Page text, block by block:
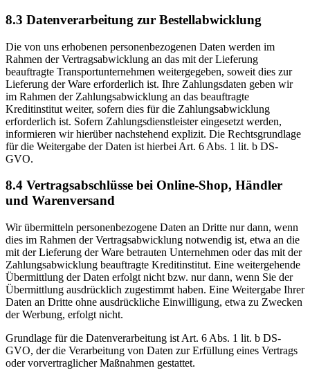
8.3 Datenverarbeitung zur Bestellabwicklung
Die von uns erhobenen personenbezogenen Daten werden im
Rahmen der Vertragsabwicklung an das mit der Lieferung
beauftragte Transportunternehmen weitergegeben, soweit dies zur
Lieferung der Ware erforderlich ist. Ihre Zahlungsdaten geben wir
im Rahmen der Zahlungsabwicklung an das beauftragte
Kreditinstitut weiter, sofern dies für die Zahlungsabwicklung
erforderlich ist. Sofern Zahlungsdienstleister eingesetzt werden,
informieren wir hierüber nachstehend explizit. Die Rechtsgrundlage
für die Weitergabe der Daten ist hierbei Art. 6 Abs. 1 lit. b DS-
GVO.
8.4 Vertragsabschlüsse bei Online-Shop, Händler
und Warenversand
Wir übermitteln personenbezogene Daten an Dritte nur dann, wenn
dies im Rahmen der Vertragsabwicklung notwendig ist, etwa an die
mit der Lieferung der Ware betrauten Unternehmen oder das mit der
Zahlungsabwicklung beauftragte Kreditinstitut. Eine weitergehende
Übermittlung der Daten erfolgt nicht bzw. nur dann, wenn Sie der
Übermittlung ausdrücklich zugestimmt haben. Eine Weitergabe Ihrer
Daten an Dritte ohne ausdrückliche Einwilligung, etwa zu Zwecken
der Werbung, erfolgt nicht.
Grundlage für die Datenverarbeitung ist Art. 6 Abs. 1 lit. b DS-
GVO, der die Verarbeitung von Daten zur Erfüllung eines Vertrags
oder vorvertraglicher Maßnahmen gestattet.